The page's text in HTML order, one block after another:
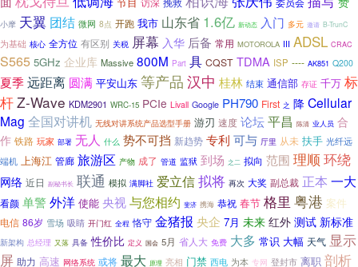
小摩 天翼 团结 微网 8点 开跑 我市 山东省 1.6亿 新动态 入门 多元 邀请 B-TrunC
为基础 核心 全方位 有区别 关税 屏幕 入华 后备 常用 MOTOROLA III ADSL CRAC
S565 5GHz 企业库 Massive 800M Part 具 CQST TDMA ISP ---- AK851 Q200
夏季远距离 圆满 平安山东 等产品 汉中 桂林 结束 通信部 存证 千万 标
杆Z-Wave KDM2901 WRC-15 PCIe Livall Google PH790 First 之 降Cellular
Mag 全国对讲机 无线对讲系统产品选型手册 游刃 速度 论坛平昌 陈清 业人员 合
作 铁路 玩家 部署 无人 什么 势不可挡 新趋势 专利 可与 厅里 从未 扶手 光纤远
端机 上海江 管廊 旅游区 产物 成了 管道 监狱 到场 之二 拟向 范围 理顺 环绕
网络 近日 副秘书长 联通 模拟 满脚社 爱立信拟将 再次 大奖 副总裁 正本 一大
看颜 单警外洋 使能 央视与您相约 斐济 携海 恭祝 春节 格里 粤港 案件
电信 86岁 雪场 吸睛 开门红 全程 恪守 金猪报 央企 7月 未来 红外 测试 新标准
新架构 总经理 又落 具备 性价比 定义 国会 5月 省人大 免费 大多 常识 大幅 天气 显示
屏 助力 高速 网络系统 或将 最大 原理 亮相 门禁 西电 为本 专网 登封市 离职 剖析